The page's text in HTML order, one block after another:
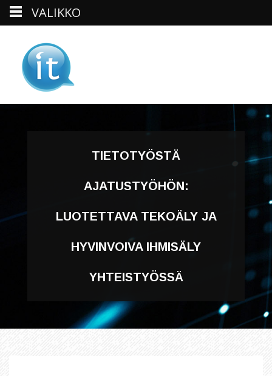
content
TIETOTYÖSTÄ
AJATUSTYÖHÖN:
LUOTETTAVA TEKOÄLY JA
HYVINVOIVA IHMISÄLY
YHTEISTYÖSSÄ
VALIKKO